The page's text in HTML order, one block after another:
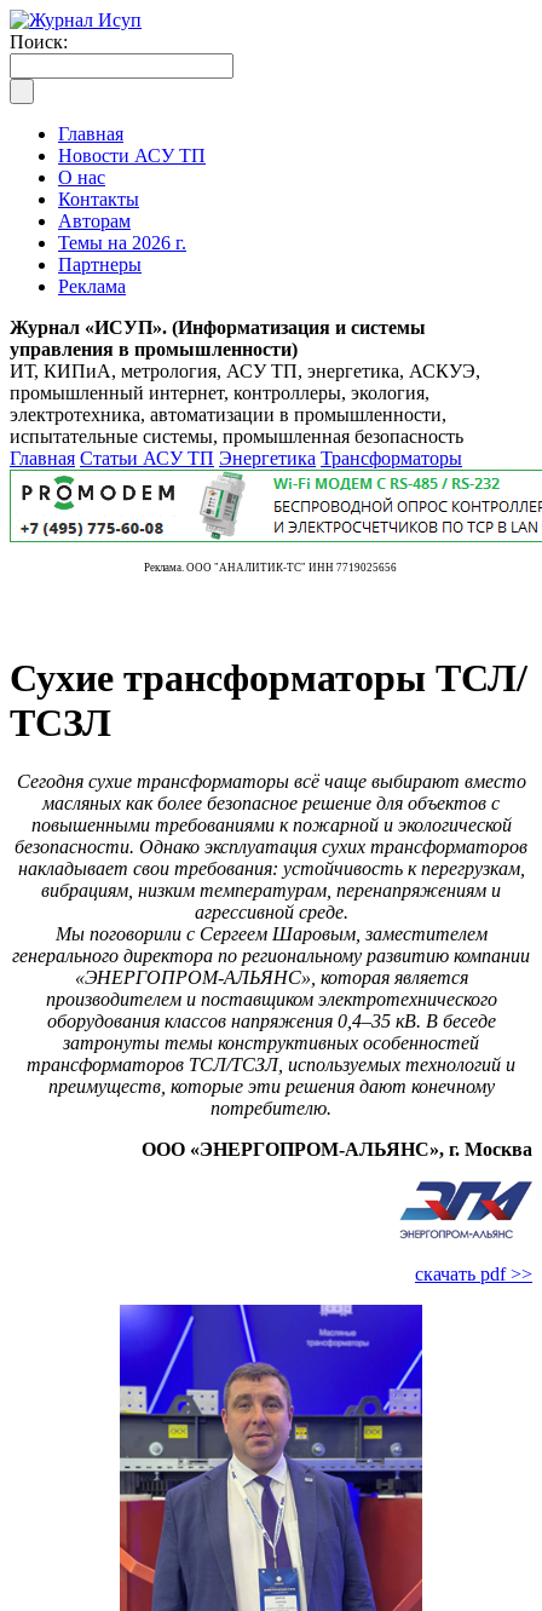
Поиск:
Главная
Новости АСУ ТП
О нас
Контакты
Авторам
Темы на 2026 г.
Партнеры
Реклама
Журнал «ИСУП». (Информатизация и системы
управления в промышленности)
ИТ, КИПиА, метрология, АСУ ТП, энергетика, АСКУЭ,
промышленный интернет, контроллеры, экология,
электротехника, автоматизации в промышленности,
испытательные системы, промышленная безопасность
Главная Статьи АСУ ТП Энергетика Трансформаторы
Реклама. ООО "АНАЛИТИК-ТС" ИНН 7719025656
Сухие трансформаторы ТСЛ/
ТСЗЛ
Сегодня сухие трансформаторы всё чаще выбирают вместо
масляных как более безопасное решение для объектов с
повышенными требованиями к пожарной и экологической
безопасности. Однако эксплуатация сухих трансформаторов
накладывает свои требования: устойчивость к перегрузкам,
вибрациям, низким температурам, перенапряжениям и
агрессивной среде.
Мы поговорили с Сергеем Шаровым, заместителем
генерального директора по региональному развитию компании
«ЭНЕРГОПРОМ-АЛЬЯНС», которая является
производителем и поставщиком электротехнического
оборудования классов напряжения 0,4–35 кВ. В беседе
затронуты темы конструктивных особенностей
трансформаторов ТСЛ/ТСЗЛ, используемых технологий и
преимуществ, которые эти решения дают конечному
потребителю.
ООО «ЭНЕРГОПРОМ-АЛЬЯНС», г. Москва
скачать pdf >>